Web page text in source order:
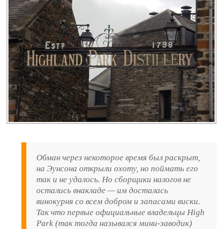
Обман через некоторое время был раскрыт,
на Эунсона открыли охоту, но поймать его
так и не удалось. Но сборщики налогов не
остались внакладе — им досталась
винокурня со всем добром и запасами виски.
Так что первые официальные владельцы High
Park (так тогда назывался мини-заводик)